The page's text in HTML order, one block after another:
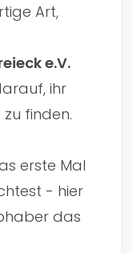
Art,
e.V.
ihr
finden.
erste Mal
- hier
das